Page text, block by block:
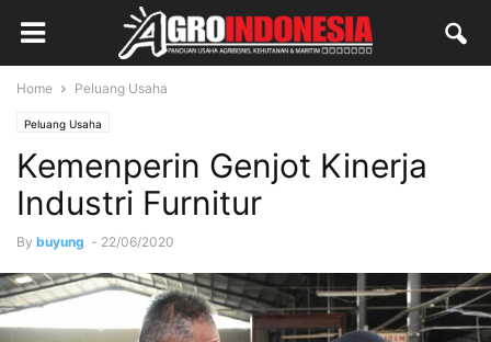
Home Peluang Usaha
Peluang Usaha
Kemenperin Genjot Kinerja
Industri Furnitur
By buyung - 22/06/2020